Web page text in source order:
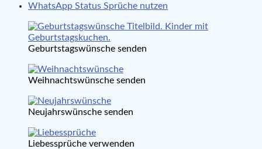
WhatsApp Status Sprüche nutzen
Geburtstagswünsche senden
Weihnachtswünsche senden
Neujahrswünsche senden
Liebessprüche verwenden